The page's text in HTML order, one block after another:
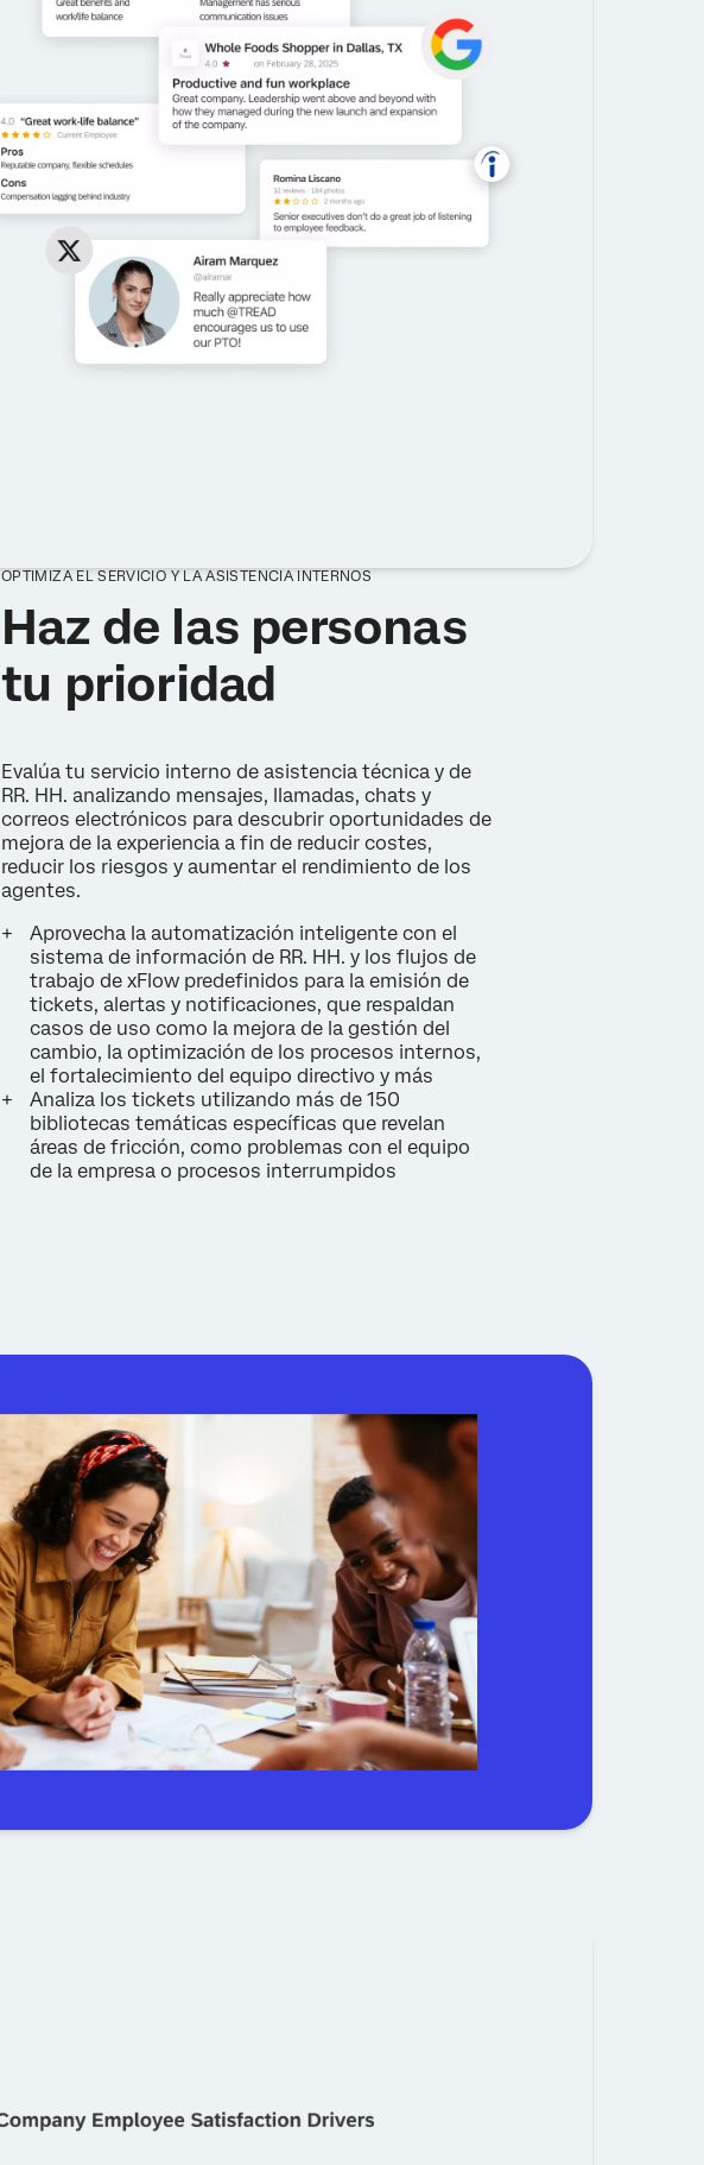
OPTIMIZA EL SERVICIO Y LA ASISTENCIA INTERNOS
Haz de las personas
tu prioridad
Evalúa tu servicio interno de asistencia técnica y de
RR. HH. analizando mensajes, llamadas, chats y
correos electrónicos para descubrir oportunidades de
mejora de la experiencia a fin de reducir costes,
reducir los riesgos y aumentar el rendimiento de los
agentes.
Aprovecha la automatización inteligente con el
sistema de información de RR. HH. y los flujos de
trabajo de xFlow predefinidos para la emisión de
tickets, alertas y notificaciones, que respaldan
casos de uso como la mejora de la gestión del
cambio, la optimización de los procesos internos,
el fortalecimiento del equipo directivo y más
Analiza los tickets utilizando más de 150
bibliotecas temáticas específicas que revelan
áreas de fricción, como problemas con el equipo
de la empresa o procesos interrumpidos